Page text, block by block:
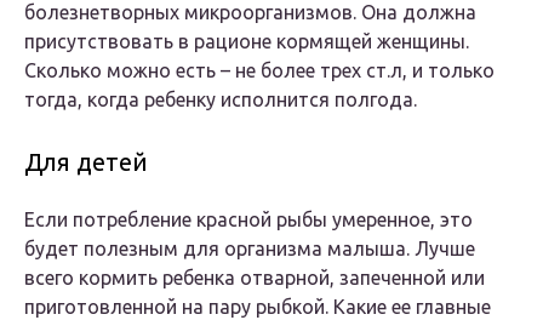
болезнетворных микроорганизмов. Она должна
присутствовать в рационе кормящей женщины.
Сколько можно есть – не более трех ст.л, и только
тогда, когда ребенку исполнится полгода.
Для детей
Если потребление красной рыбы умеренное, это
будет полезным для организма малыша. Лучше
всего кормить ребенка отварной, запеченной или
приготовленной на пару рыбкой. Какие ее главные